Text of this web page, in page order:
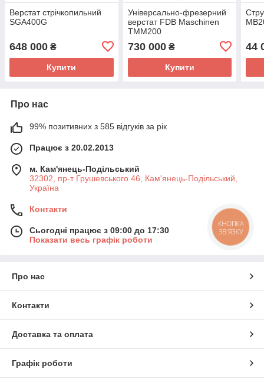
Верстат стрiчкопильний
SGA400G
648 000 ₴
Купити
Універсально-фрезерний
верстат FDB Maschinen
TMM200
730 000₴
Купити
44
Про нас
99% позитивних з 585 відгуків за рік
Працює з 20.02.2013
м. Кам'янець-Подільський
32302, пр-т Грушевського 46, Кам'янець-Подільський,
Україна
Контакти
Сьогодні працює з 09:00 до 17:30
Показати весь графік роботи
Про нас
Контакти
Доставка та оплата
Графік роботи
КНОПКА
ЗВ'ЯЗКУ